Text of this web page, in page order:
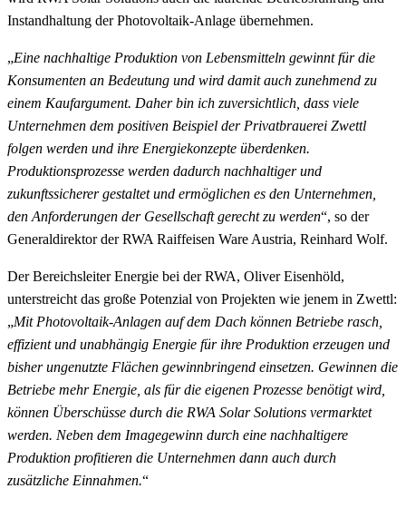
Instandhaltung der Photovoltaik-Anlage übernehmen.
„Eine nachhaltige Produktion von Lebensmitteln gewinnt für die
Konsumenten an Bedeutung und wird damit auch zunehmend zu
einem Kaufargument. Daher bin ich zuversichtlich, dass viele
Unternehmen dem positiven Beispiel der Privatbrauerei Zwettl
folgen werden und ihre Energiekonzepte überdenken.
Produktionsprozesse werden dadurch nachhaltiger und
zukunftssicherer gestaltet und ermöglichen es den Unternehmen,
den Anforderungen der Gesellschaft gerecht zu werden“, so der
Generaldirektor der RWA Raiffeisen Ware Austria, Reinhard Wolf.
Der Bereichsleiter Energie bei der RWA, Oliver Eisenhöld,
unterstreicht das große Potenzial von Projekten wie jenem in Zwettl:
„Mit Photovoltaik-Anlagen auf dem Dach können Betriebe rasch,
effizient und unabhängig Energie für ihre Produktion erzeugen und
bisher ungenutzte Flächen gewinnbringend einsetzen. Gewinnen die
Betriebe mehr Energie, als für die eigenen Prozesse benötigt wird,
können Überschüsse durch die RWA Solar Solutions vermarktet
werden. Neben dem Imagegewinn durch eine nachhaltigere
Produktion profitieren die Unternehmen dann auch durch
zusätzliche Einnahmen.“